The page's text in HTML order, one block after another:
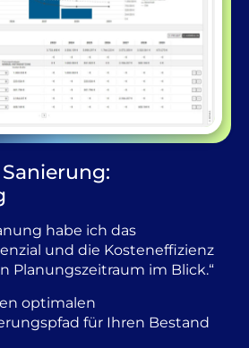
habe ich das
und die Kosteneffizienz
Planungszeitraum im Blick.“
optimalen
für Ihren Bestand